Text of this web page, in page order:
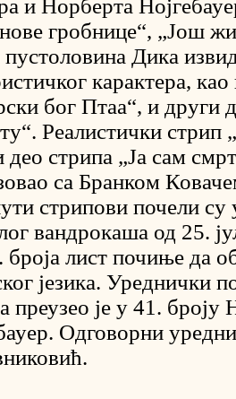
и Норберта
гробнице“, „Још
Дика
карактера,
бог Птаа“, и други
Реалистички стрип
део стрипа „Ја сам
са Бранком
стрипови почели су
вандрокаша од 25.
лист почиње да
језика. Уреднички
преузео је у 41. броју
Одговорни